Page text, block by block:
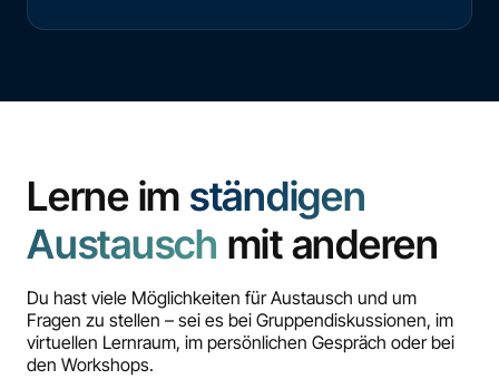
Lerne im ständigen
Austausch mit anderen
Du hast viele Möglichkeiten für Austausch und um
Fragen zu stellen – sei es bei Gruppendiskussionen, im
virtuellen Lernraum, im persönlichen Gespräch oder bei
den Workshops.